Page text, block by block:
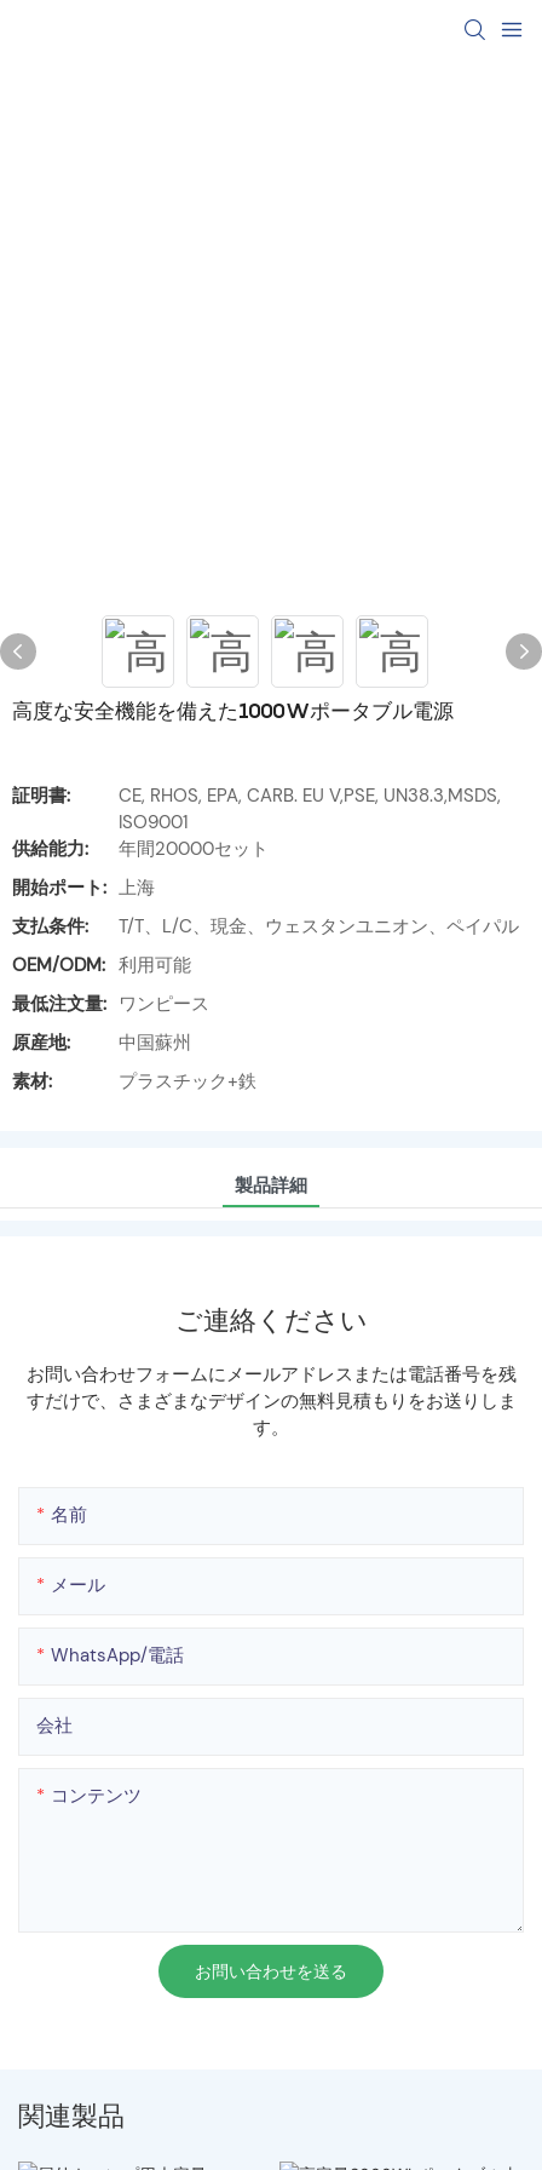
高度な安全機能を備えた1000Wポータブル電源
証明書:
CE, RHOS, EPA, CARB. EU V,PSE, UN38.3,MSDS,
ISO9001
供給能力:
年間20000セット
開始ポート: 上海
支払条件:
T/T、L/C、現金、ウェスタンユニオン、ペイパル
OEM/ODM: 利用可能
最低注文量: ワンピース
原産地:
中国蘇州
素材:
プラスチック+鉄
製品詳細
ご連絡ください
お問い合わせフォームにメールアドレスまたは電話番号を残
すだけで、さまざまなデザインの無料見積もりをお送りしま
す。
名前
メール
WhatsApp/電話
会社
コンテンツ
お問い合わせを送る
関連製品